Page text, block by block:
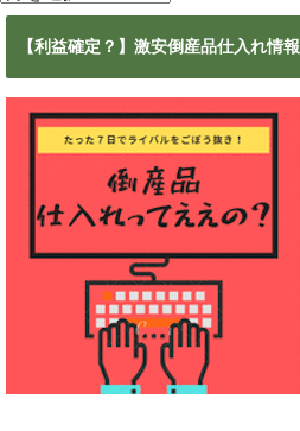
ー
【利益確定？】激安倒産品仕入れ情報